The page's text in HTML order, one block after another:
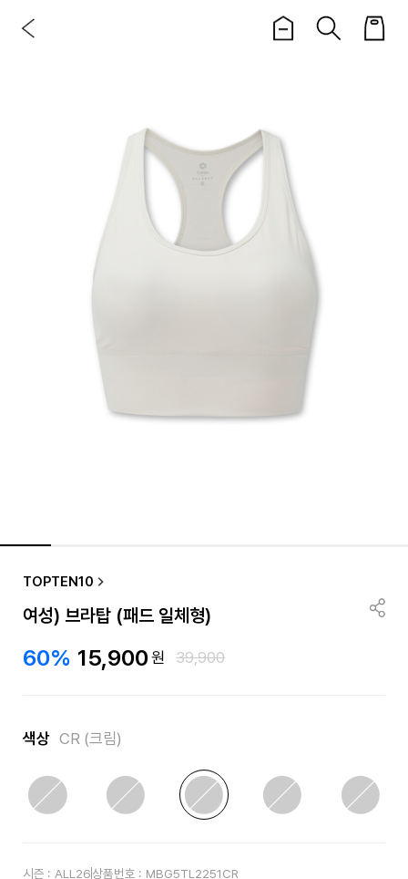
TOPTEN10
여성) 브라탑 (패드 일체형)
60% 15,900원 39,900
색상 CR (크림)
시즌 : ALL26상품번호 : MBG5TL2251CR